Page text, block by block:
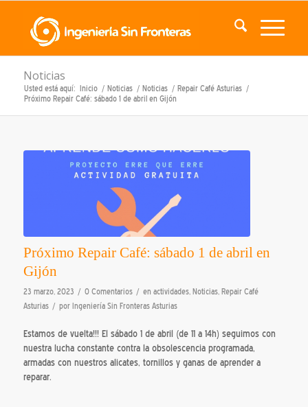
Noticias
Usted está aquí: Inicio / Noticias / Noticias / Repair Café Asturias /
Próximo Repair Café: sábado 1 de abril en Gijón
Próximo Repair Café: sábado 1 de abril en
Gijón
23 marzo, 2023 / 0 Comentarios / en actividades, Noticias, Repair Café
Asturias / por Ingeniería Sin Fronteras Asturias
Estamos de vuelta!!! El sábado 1 de abril (de 11 a 14h) seguimos con
nuestra lucha constante contra la obsolescencia programada,
armadas con nuestros alicates, tornillos y ganas de aprender a
reparar.